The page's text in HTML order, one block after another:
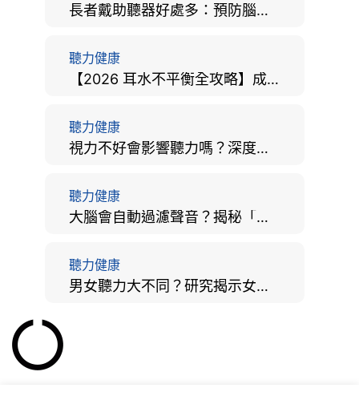
長者戴助聽器好處多：預防腦退化、9大誤區破解及家屬陪伴全手冊
聽力健康
【2026 耳水不平衡全攻略】成因、病徵、治療及改善方法
聽力健康
視力不好會影響聽力嗎？深度拆解大腦「眼耳並用」的科學秘密
聽力健康
大腦會自動過濾聲音？揭秘「聽覺注意」機制與聽力健康的深層關係
聽力健康
男女聽力大不同？研究揭示女性聽覺更靈敏！為何男性更易聽力損失？